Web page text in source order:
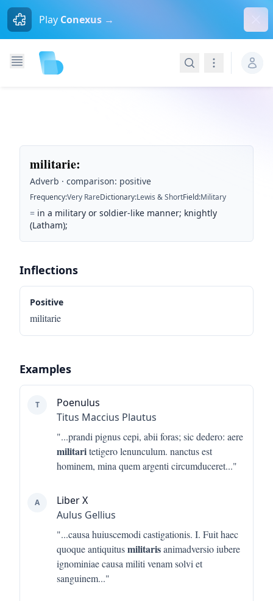
Play Conexus →
SearchNavigation
militarie:
Adverb · comparison: positive
Frequency:Very RareDictionary:Lewis & ShortField:Military
= in a military or soldier-like manner; knightly
(Latham);
Inflections
Positive
militarie
Examples
T
Poenulus
Titus Maccius Plautus
"...prandi pignus cepi, abii foras; sic dedero: aere
militaritetigero lenunculum. nanctus est
hominem, mina quem argenti circumduceret..."
A
Liber X
Aulus Gellius
"...causa huiuscemodi castigationis. I. Fuit haec
quoque antiquitusmilitarisanimadversio iubere
ignominiae causa militi venam solvi et
sanguinem..."